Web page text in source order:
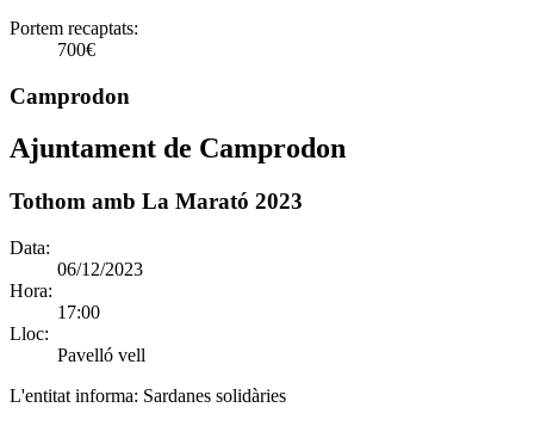
Portem recaptats:
700€
Camprodon
Ajuntament de Camprodon
Tothom amb La Marató 2023
Data:
06/12/2023
Hora:
17:00
Lloc:
Pavelló vell
L'entitat informa: Sardanes solidàries